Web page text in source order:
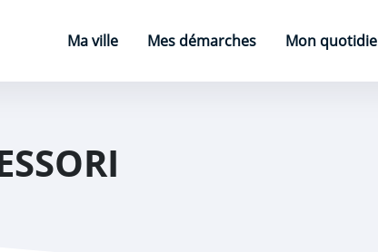
Ma ville
Mes démarches Mon